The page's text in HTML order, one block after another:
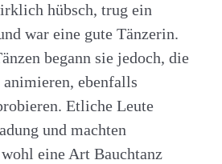
hübsch, trug ein
war eine gute Tänzerin.
begann sie jedoch, die
animieren, ebenfalls
Etliche Leute
und machten
eine Art Bauchtanz